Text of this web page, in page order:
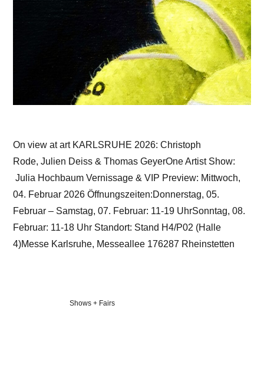
On view at art KARLSRUHE 2026: Christoph
Rode, Julien Deiss & Thomas GeyerOne Artist Show:
Julia Hochbaum Vernissage & VIP Preview: Mittwoch,
04. Februar 2026 Öffnungszeiten:Donnerstag, 05.
Februar – Samstag, 07. Februar: 11-19 UhrSonntag, 08.
Februar: 11-18 Uhr Standort: Stand H4/P02 (Halle
4)Messe Karlsruhe, Messeallee 176287 Rheinstetten
Veröffentlicht
Shows + Fairs